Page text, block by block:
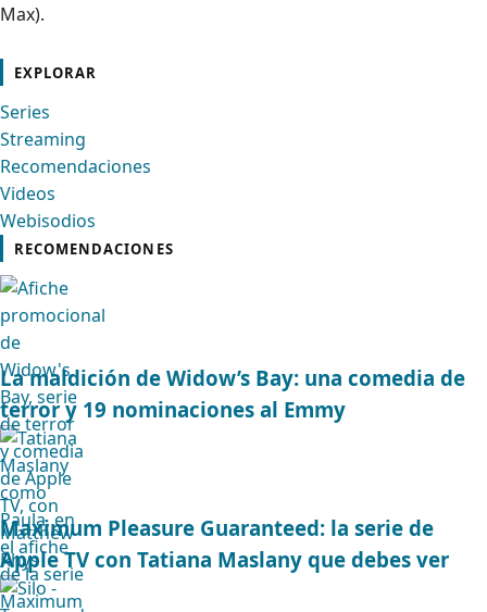
Max).
EXPLORAR
Series
Streaming
Recomendaciones
Videos
Webisodios
RECOMENDACIONES
La maldición de Widow’s Bay: una comedia de
terror y 19 nominaciones al Emmy
Maximum Pleasure Guaranteed: la serie de
Apple TV con Tatiana Maslany que debes ver